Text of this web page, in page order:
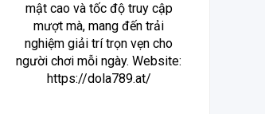
mật cao và tốc độ truy cập
mượt mà, mang đến trải
nghiệm giải trí trọn vẹn cho
người chơi mỗi ngày. Website:
https://dola789.at/